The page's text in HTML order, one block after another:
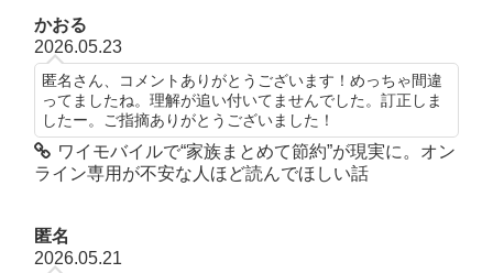
かおる
2026.05.23
匿名さん、コメントありがとうございます！めっちゃ間違
ってましたね。理解が追い付いてませんでした。訂正しま
したー。ご指摘ありがとうございました！
ワイモバイルで“家族まとめて節約”が現実に。オン
ライン専用が不安な人ほど読んでほしい話
匿名
2026.05.21